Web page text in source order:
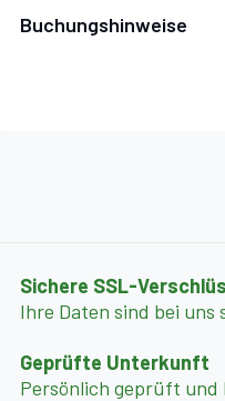
Buchungshinweise
Sichere SSL-
Ihre Daten sind bei uns
Geprüfte Unterkunft
Persönlich geprüft und